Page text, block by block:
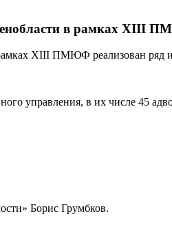
в рамках XIII
управления, в их числе 45
Борис Грумбков.